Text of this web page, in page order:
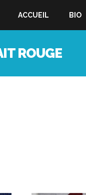
ACCUEIL BIO
ROUGE